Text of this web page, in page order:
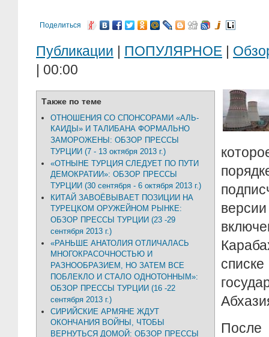
Поделиться
Публикации | ПОПУЛЯРНОЕ |
| 00:00
Также по теме
ОТНОШЕНИЯ СО СПОНСОРАМИ «АЛЬ-
КАИДЫ» И ТАЛИБАНА ФОРМАЛЬНО
ЗАМОРОЖЕНЫ: ОБЗОР ПРЕССЫ
ТУРЦИИ (7 - 13 октября 2013 г.)
«ОТНЫНЕ ТУРЦИЯ СЛЕДУЕТ ПО ПУТИ
ДЕМОКРАТИИ»: ОБЗОР ПРЕССЫ
ТУРЦИИ (30 сентября - 6 октября 2013 г.)
КИТАЙ ЗАВОЁВЫВАЕТ ПОЗИЦИИ НА
ТУРЕЦКОМ ОРУЖЕЙНОМ РЫНКЕ:
ОБЗОР ПРЕССЫ ТУРЦИИ (23 -29
сентября 2013 г.)
«РАНЬШЕ АНАТОЛИЯ ОТЛИЧАЛАСЬ
МНОГОКРАСОЧНОСТЬЮ И
РАЗНООБРАЗИЕМ, НО ЗАТЕМ ВСЕ
ПОБЛЕКЛО И СТАЛО ОДНОТОННЫМ»:
ОБЗОР ПРЕССЫ ТУРЦИИ (16 -22
сентября 2013 г.)
СИРИЙСКИЕ АРМЯНЕ ЖДУТ
ОКОНЧАНИЯ ВОЙНЫ, ЧТОБЫ
ВЕРНУТЬСЯ ДОМОЙ: ОБЗОР ПРЕССЫ